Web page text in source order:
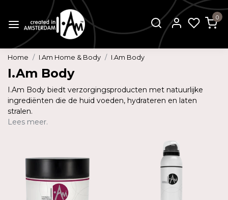
0
Home I.Am Home & Body I.Am Body
I.Am Body
I.Am Body biedt verzorgingsproducten met natuurlijke
ingrediënten die de huid voeden, hydrateren en laten
stralen.
Lees meer.